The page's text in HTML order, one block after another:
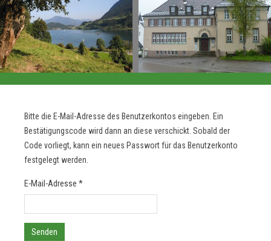
Bitte die E-Mail-Adresse des Benutzerkontos eingeben. Ein
Bestätigungscode wird dann an diese verschickt. Sobald der
Code vorliegt, kann ein neues Passwort für das Benutzerkonto
festgelegt werden.
E-Mail-Adresse *
Senden